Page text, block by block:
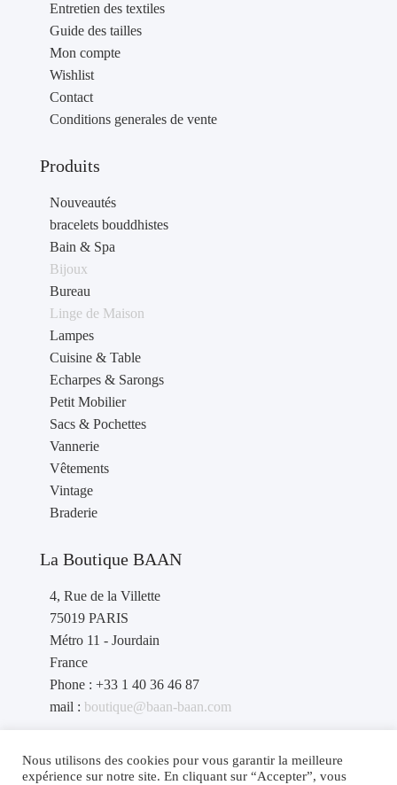
Entretien des textiles
Guide des tailles
Mon compte
Wishlist
Contact
Conditions generales de vente
Produits
Nouveautés
bracelets bouddhistes
Bain & Spa
Bijoux
Bureau
Linge de Maison
Lampes
Cuisine & Table
Echarpes & Sarongs
Petit Mobilier
Sacs & Pochettes
Vannerie
Vêtements
Vintage
Braderie
La Boutique BAAN
4, Rue de la Villette
75019 PARIS
Métro 11 - Jourdain
France
Phone : +33 1 40 36 46 87
mail : boutique@baan-baan.com
Nous utilisons des cookies pour vous garantir la meilleure
expérience sur notre site. En cliquant sur “Accepter”, vous